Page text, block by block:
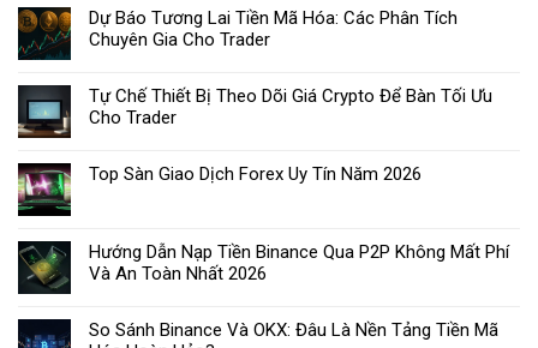
Dự Báo Tương Lai Tiền Mã Hóa: Các Phân Tích
Chuyên Gia Cho Trader
Tự Chế Thiết Bị Theo Dõi Giá Crypto Để Bàn Tối Ưu
Cho Trader
Top Sàn Giao Dịch Forex Uy Tín Năm 2026
Hướng Dẫn Nạp Tiền Binance Qua P2P Không Mất Phí
Và An Toàn Nhất 2026
So Sánh Binance Và OKX: Đâu Là Nền Tảng Tiền Mã